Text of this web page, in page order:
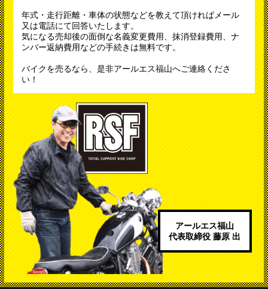
年式・走行距離・車体の状態などを教えて頂ければメール
又は電話にて回答いたします。
気になる売却後の面倒な名義変更費用、抹消登録費用、ナ
ンバー返納費用などの手続きは無料です。
バイクを売るなら、是非アールエス福山へご連絡くださ
い！
アールエス福山
代表取締役 藤原 出